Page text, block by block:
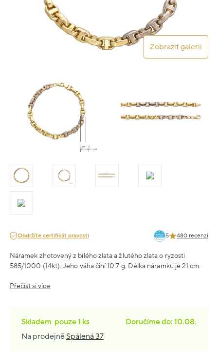
Zobrazit galerii
Obdržíte certifikát pravosti 5 480 recenzí
Náramek zhotovený z bílého zlata a žlutého zlata o ryzosti
585/1000 (14kt). Jeho váha činí 10.7 g. Délka náramku je 21 cm.
Přečíst si více
Skladem pouze1 ks
Doručíme do: 10.08.
Na prodejně Spálená 37